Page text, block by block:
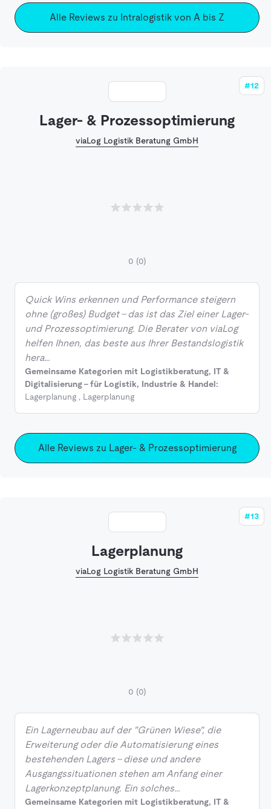
Alle Reviews zu Intralogistik von A bis Z
#12
Lager- & Prozessoptimierung
viaLog Logistik Beratung GmbH
0 (0)
Quick Wins erkennen und Performance steigern
ohne (großes) Budget - das ist das Ziel einer Lager-
und Prozessoptimierung. Die Berater von viaLog
helfen Ihnen, das beste aus Ihrer Bestandslogistik
hera…
Gemeinsame Kategorien mit Logistikberatung, IT &
Digitalisierung - für Logistik, Industrie & Handel:
Lagerplanung , Lagerplanung
Alle Reviews zu Lager- & Prozessoptimierung
#13
Lagerplanung
viaLog Logistik Beratung GmbH
0 (0)
Ein Lagerneubau auf der "Grünen Wiese", die
Erweiterung oder die Automatisierung eines
bestehenden Lagers - diese und andere
Ausgangssituationen stehen am Anfang einer
Lagerkonzeptplanung. Ein solches…
Gemeinsame Kategorien mit Logistikberatung, IT &